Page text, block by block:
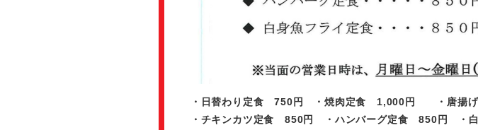
・日替わり定食 750円 ・焼肉定食 1,000円 ・唐揚
・チキンカツ定食 850円 ・ハンバーグ定食 850円 ・